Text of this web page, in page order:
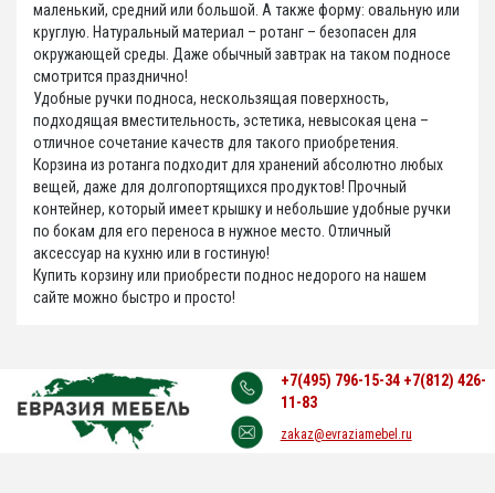
маленький, средний или большой. А также форму: овальную или
круглую. Натуральный материал – ротанг – безопасен для
окружающей среды. Даже обычный завтрак на таком подносе
смотрится празднично!
Удобные ручки подноса, нескользящая поверхность,
подходящая вместительность, эстетика, невысокая цена –
отличное сочетание качеств для такого приобретения.
Корзина из ротанга подходит для хранений абсолютно любых
вещей, даже для долгопортящихся продуктов! Прочный
контейнер, который имеет крышку и небольшие удобные ручки
по бокам для его переноса в нужное место. Отличный
аксессуар на кухню или в гостиную!
Купить корзину или приобрести поднос недорого на нашем
сайте можно быстро и просто!
+7(495) 796-15-34 +7(812) 426-
11-83
zakaz@evraziamebel.ru